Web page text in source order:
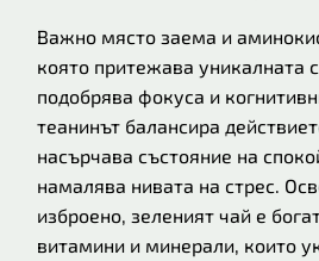
Важно място заема и
която притежава уникалната
подобрява фокуса и
теанинът балансира
насърчава състояние на
намалява нивата на стрес.
изброено, зеленият чай е
витамини и минерали, които